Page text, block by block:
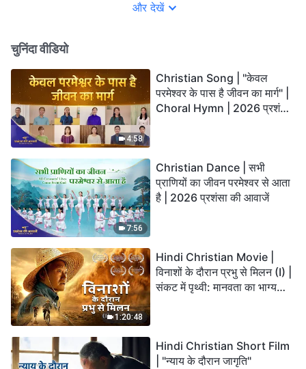
और देखें
चुनिंदा वीडियो
4:58
Christian Song | "केवल
परमेश्वर के पास है जीवन का मार्ग" |
Choral Hymn | 2026 प्रशंसा
7:56
Christian Dance | सभी
प्राणियों का जीवन परमेश्वर से आता
है | 2026 प्रशंसा की आवाजें
1:20:48
Hindi Christian Movie |
विनाशों के दौरान प्रभु से मिलन (I) |
संकट में पृथ्वी: मानवता का भाग्य
Hindi Christian Short Film
| "न्याय के दौरान जागृति"